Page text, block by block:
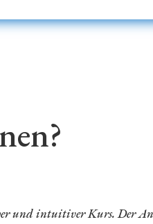
und intuitiver Kurs. Der